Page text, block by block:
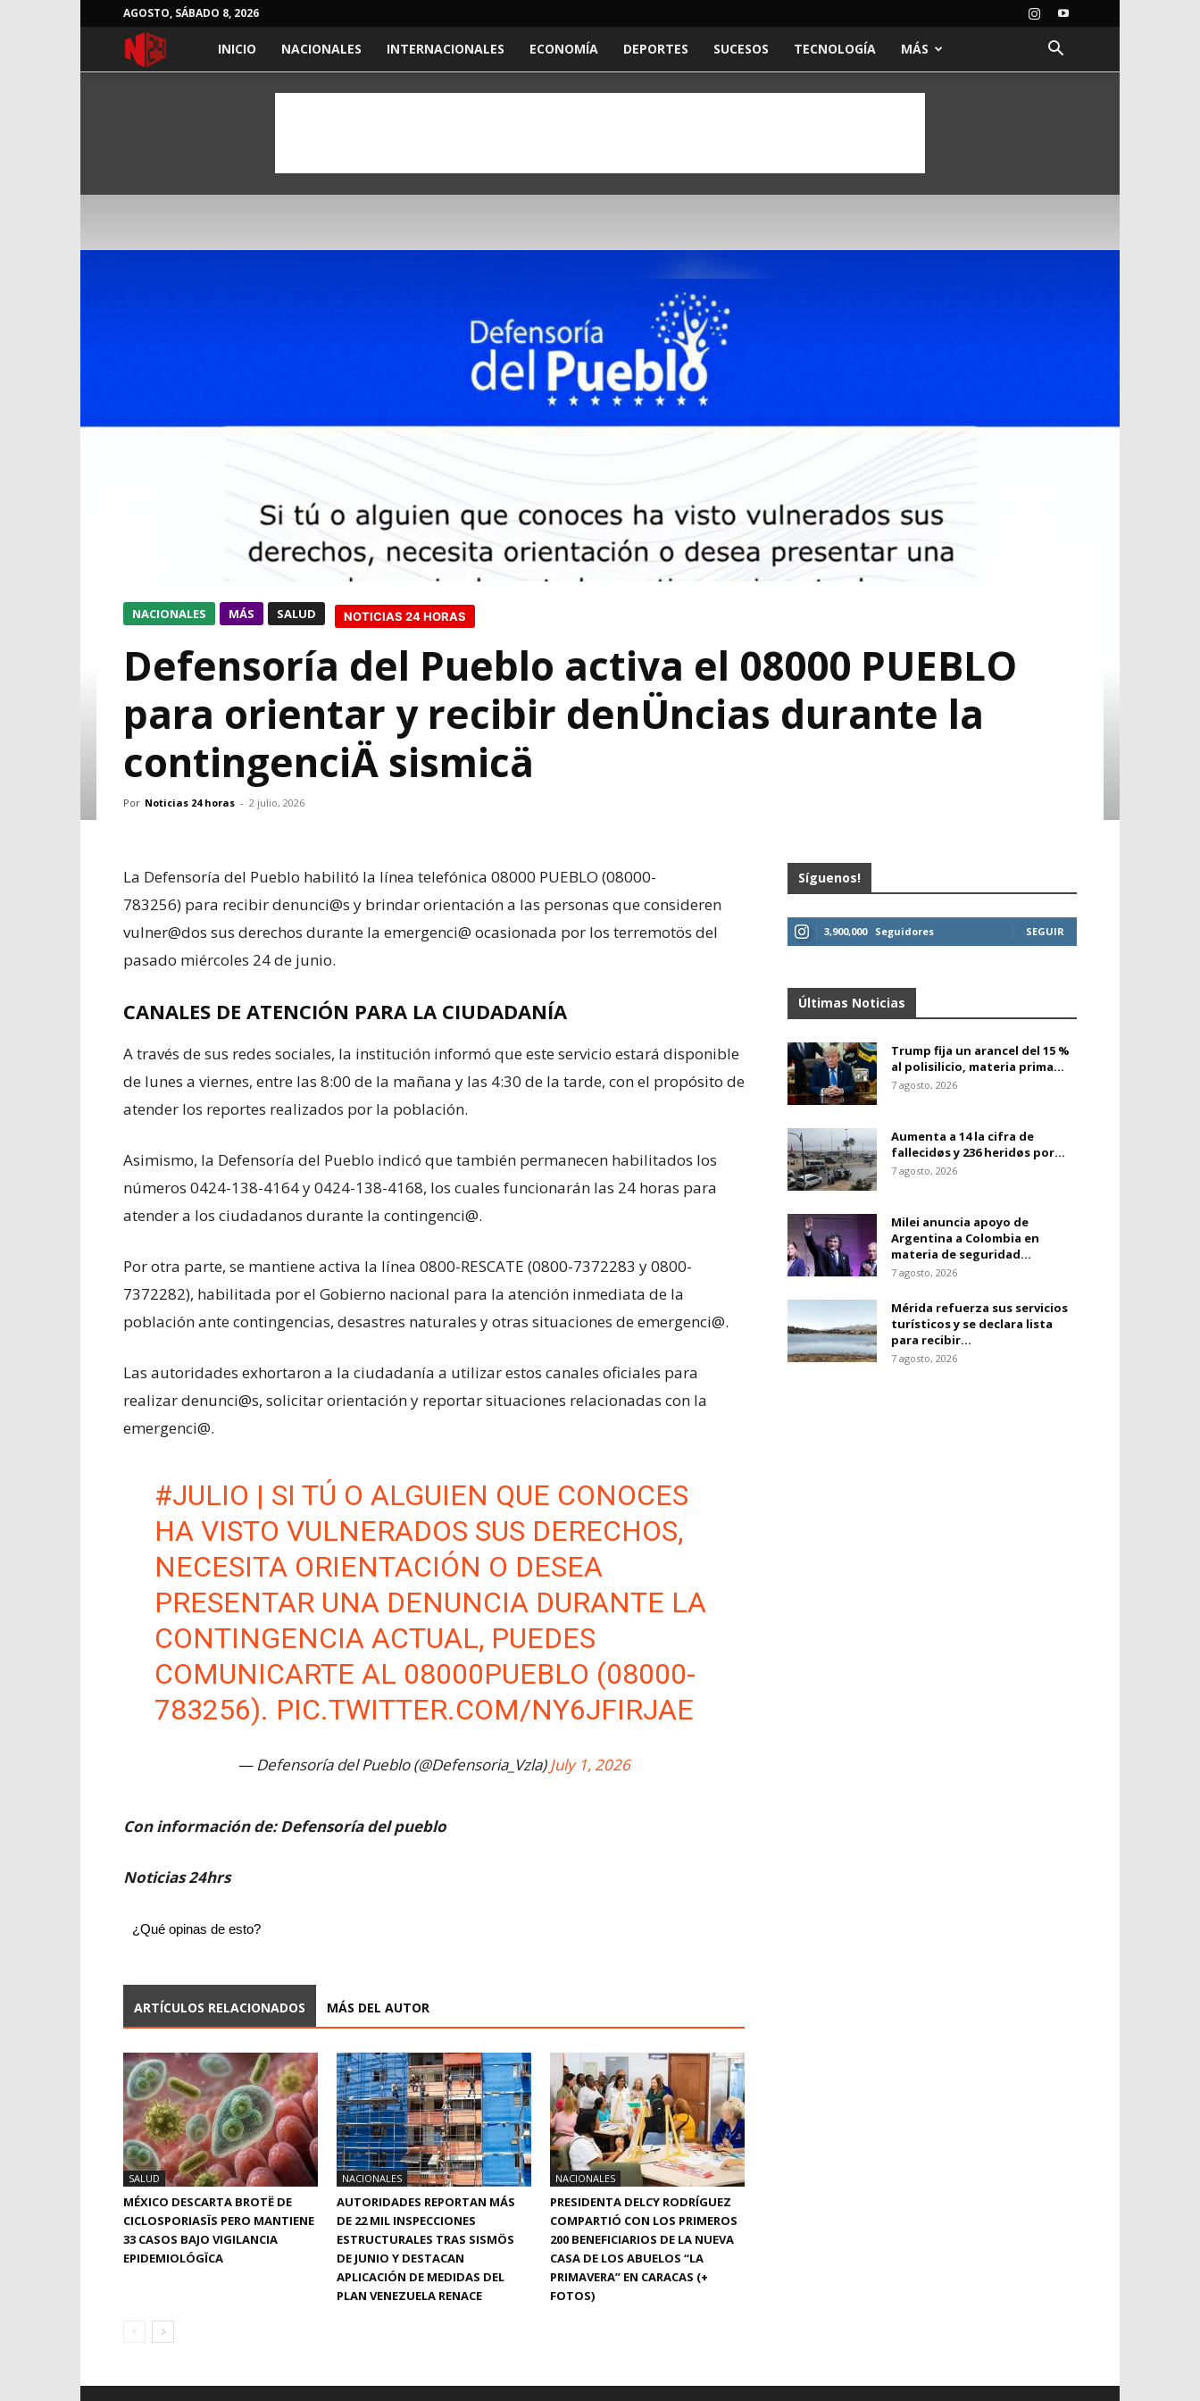
AGOSTO, SÁBADO 8, 2026
NOTICIASINICIO NACIONALES INTERNACIONALES ECONOMÍA DEPORTES SUCESOS TECNOLOGÍA MÁS
NACIONALES MÁS SALUD NOTICIAS 24 HORAS
Defensoría del Pueblo activa el 08000 PUEBLO
para orientar y recibir denÜncias durante la
contingenciÄ sismicä
Por Noticias 24 horas - 2 julio, 2026
La Defensoría del Pueblo habilitó la línea telefónica 08000 PUEBLO (08000-
783256) para recibir denunci@s y brindar orientación a las personas que consideren
vulner@dos sus derechos durante la emergenci@ ocasionada por los terremotös del
pasado miércoles 24 de junio.
CANALES DE ATENCIÓN PARA LA CIUDADANÍA
A través de sus redes sociales, la institución informó que este servicio estará disponible
de lunes a viernes, entre las 8:00 de la mañana y las 4:30 de la tarde, con el propósito de
atender los reportes realizados por la población.
Asimismo, la Defensoría del Pueblo indicó que también permanecen habilitados los
números 0424-138-4164 y 0424-138-4168, los cuales funcionarán las 24 horas para
atender a los ciudadanos durante la contingenci@.
Por otra parte, se mantiene activa la línea 0800-RESCATE (0800-7372283 y 0800-
7372282), habilitada por el Gobierno nacional para la atención inmediata de la
población ante contingencias, desastres naturales y otras situaciones de emergenci@.
Las autoridades exhortaron a la ciudadanía a utilizar estos canales oficiales para
realizar denunci@s, solicitar orientación y reportar situaciones relacionadas con la
emergenci@.
#JULIO | SI TÚ O ALGUIEN QUE CONOCES
HA VISTO VULNERADOS SUS DERECHOS,
NECESITA ORIENTACIÓN O DESEA
PRESENTAR UNA DENUNCIA DURANTE LA
CONTINGENCIA ACTUAL, PUEDES
COMUNICARTE AL 08000PUEBLO (08000-
783256). PIC.TWITTER.COM/NY6JFIRJAE
— Defensoría del Pueblo (@Defensoria_Vzla)July 1, 2026
Con información de: Defensoría del pueblo
Noticias 24hrs
¿Qué opinas de esto?
ARTÍCULOS RELACIONADOS MÁS DEL AUTOR
SALUD
MÉXICO DESCARTA BROTË DE
CICLOSPORIASÏS PERO MANTIENE
33 CASOS BAJO VIGILANCIA
EPIDEMIOLÓGÏCA
NACIONALES
AUTORIDADES REPORTAN MÁS
DE 22 MIL INSPECCIONES
ESTRUCTURALES TRAS SISMÖS
DE JUNIO Y DESTACAN
APLICACIÓN DE MEDIDAS DEL
PLAN VENEZUELA RENACE
NACIONALES
PRESIDENTA DELCY RODRÍGUEZ
COMPARTIÓ CON LOS PRIMEROS
200 BENEFICIARIOS DE LA NUEVA
CASA DE LOS ABUELOS “LA
PRIMAVERA” EN CARACAS (+
FOTOS)
Síguenos!
3,900,000 Seguidores SEGUIR
Últimas Noticias
Trump fija un arancel del 15 %
al polisilicio, materia prima...
7 agosto, 2026
Aumenta a 14 la cifra de
fallecidøs y 236 heridøs por...
7 agosto, 2026
Milei anuncia apoyo de
Argentina a Colombia en
materia de seguridad...
7 agosto, 2026
Mérida refuerza sus servicios
turísticos y se declara lista
para recibir...
7 agosto, 2026